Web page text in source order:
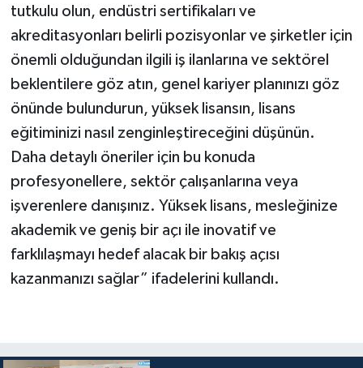
tutkulu olun, endüstri sertifikaları ve
akreditasyonları belirli pozisyonlar ve şirketler için
önemli olduğundan ilgili iş ilanlarına ve sektörel
beklentilere göz atın, genel kariyer planınızı göz
önünde bulundurun, yüksek lisansın, lisans
eğitiminizi nasıl zenginleştireceğini düşünün.
Daha detaylı öneriler için bu konuda
profesyonellere, sektör çalışanlarına veya
işverenlere danışınız. Yüksek lisans, mesleğinize
akademik ve geniş bir açı ile inovatif ve
farklılaşmayı hedef alacak bir bakış açısı
kazanmanızı sağlar” ifadelerini kullandı.